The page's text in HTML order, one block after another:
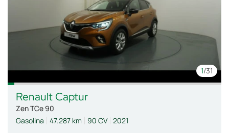
1/31
Renault Captur
Zen TCe 90
Gasolina
47.287 km 90 CV 2021